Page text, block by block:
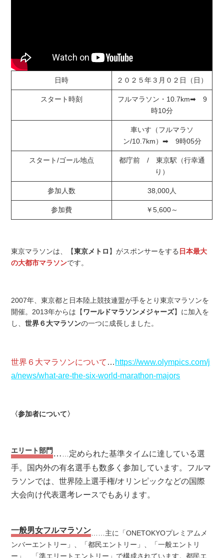
日時 ２０２５年３月０２日（日）
スタート時刻
フルマラソン・10.7km➡ 9
時10分
車いす（フルマラソ
ン/10.7km）➡ 9時05分
スタート/ゴール地点
都庁前 / 東京駅（行幸通
り）
参加人数 38,000人
参加費 ￥5,600～
東京マラソンは、【東京メトロ 】がスポンサーをする 日本最大
の大都市マラソンです。
2007年、東京都と日本陸上競技連盟が手をとり東京マラソンを
開催。2013年からは【 ワールドマラソンメジャーズ】に加入を
し、世界６大マラソンの一つに成長しました。
世界６大マラソンについて … https://www.olympics.com/j
a/news/what-are-the-six-world-marathon-majors
〈参加者について〉
エリート部門 …
定められた基準タイムに達している選
手。国内外の有名選手も数多く参加しています。フルマ
ラソンでは、世界陸上選手権/オリンピックなどの国際
大会向け代表選考レースでもあります。
一般男女フルマラソン ……主に「ONETOKYOプレミアムメ
ンバーエントリー」、「都民エントリー」、「一般エントリ
ー」、「準エリートエントリー」で構成されています。都民エ